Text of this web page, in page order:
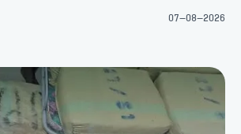
07-08-2026